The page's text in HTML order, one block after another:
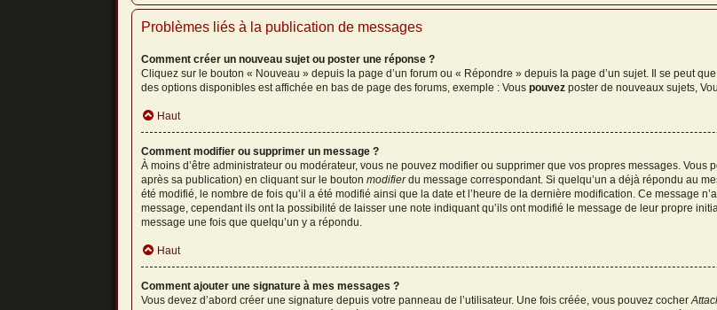
Problèmes liés à la publication de messages
Comment créer un nouveau sujet ou poster une réponse ?
Cliquez sur le bouton « Nouveau » depuis la page d’un forum ou « Répondre » depuis la page d’un sujet. Il se peut
des options disponibles est affichée en bas de page des forums, exemple : Vous pouvezposter de nouveaux sujets,
Haut
Comment modifier ou supprimer un message ?
À moins d’être administrateur ou modérateur, vous ne pouvez modifier ou supprimer que vos propres messages.
après sa publication) en cliquant sur le bouton modifierdu message correspondant. Si quelqu’un a déjà répondu au
été modifié, le nombre de fois qu’il a été modifié ainsi que la date et l’heure de la dernière modification. Ce message
message, cependant ils ont la possibilité de laisser une note indiquant qu’ils ont modifié le message de leur propre
message une fois que quelqu’un y a répondu.
Haut
Comment ajouter une signature à mes messages ?
Vous devez d’abord créer une signature depuis votre panneau de l’utilisateur. Une fois créée, vous pouvez cocher